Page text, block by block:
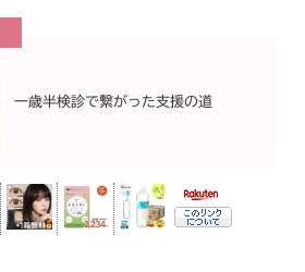
一歳半検診で繋がった支援の道